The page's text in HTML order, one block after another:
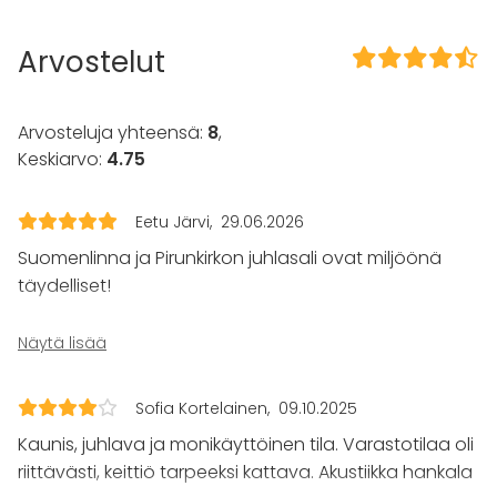
Kalusto
Fläppi- / Valkotaulu
Tapahtumatyypit
Häät
Saunailta
Illallinen / lounas
Kokous
Messut
Virkistystilaisuus
Mökkireissu / retriitti
Elämys / aktiviteetti
Pikkujoulut
Arvostelut
Arvosteluja yhteensä: 8,
Keskiarvo: 4.75
Eetu Järvi 29.06.2026
Suomenlinna ja Pirunkirkon juhlasali ovat miljöönä
täydelliset!
Pirunkirkon juhlasali on tilana ihanan tilava ja se
että pöytiä tarvitisi siirrellä päivän aikana suuntaan
tai toiseen. Myös ikkunoista kantautuva auringonvalo
tekee tilasta maagisen.
Näytä lisää
Sofia Kortelainen 09.10.2025
Kaunis, juhlava ja monikäyttöinen tila. Varastotilaa oli
riittävästi, keittiö tarpeeksi kattava. Akustiikka hankala